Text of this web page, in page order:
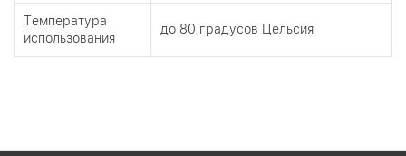
Tемпература
использования
до 80 градусов Цельсия